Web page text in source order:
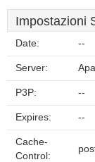
Impostazioni
Date: --
Server:
P3P: --
Expires: --
Cache-
Control: